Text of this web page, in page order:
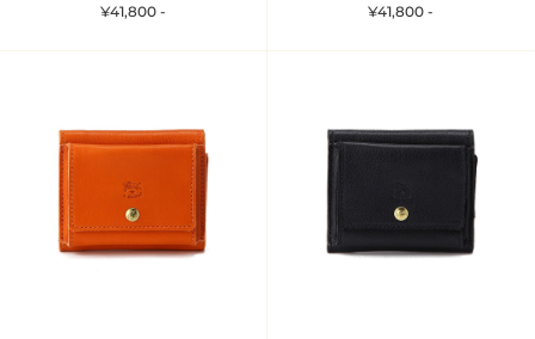
¥41,800 -
¥41,800 -